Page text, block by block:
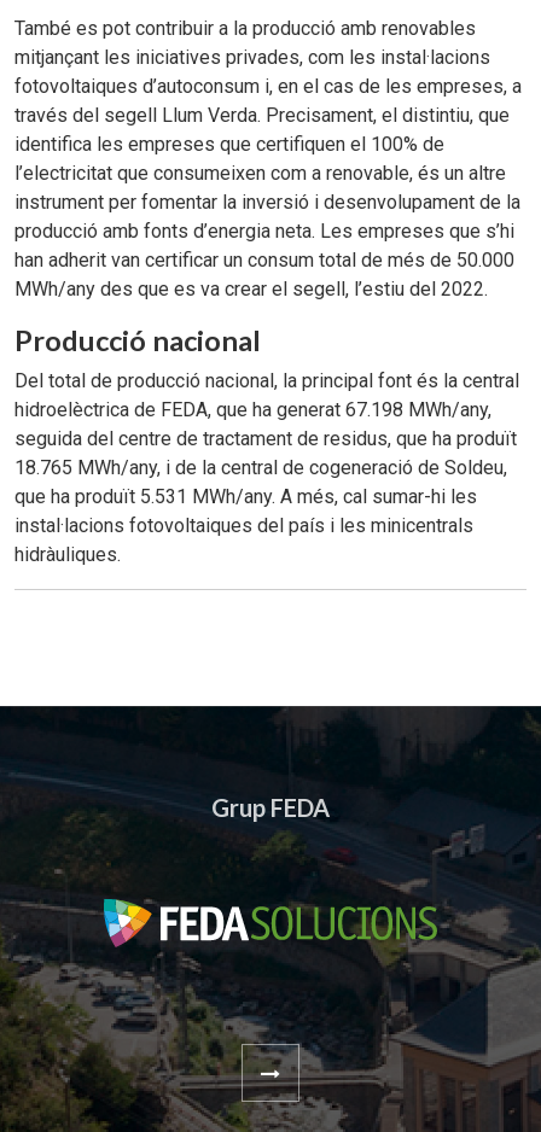
També es pot contribuir a la producció amb renovables
mitjançant les iniciatives privades, com les instal·lacions
fotovoltaiques d’autoconsum i, en el cas de les empreses, a
través del segell Llum Verda. Precisament, el distintiu, que
identifica les empreses que certifiquen el 100% de
l’electricitat que consumeixen com a renovable, és un altre
instrument per fomentar la inversió i desenvolupament de la
producció amb fonts d’energia neta. Les empreses que s’hi
han adherit van certificar un consum total de més de 50.000
MWh/any des que es va crear el segell, l’estiu del 2022.
Producció nacional
Del total de producció nacional, la principal font és la central
hidroelèctrica de FEDA, que ha generat 67.198 MWh/any,
seguida del centre de tractament de residus, que ha produït
18.765 MWh/any, i de la central de cogeneració de Soldeu,
que ha produït 5.531 MWh/any. A més, cal sumar-hi les
instal·lacions fotovoltaiques del país i les minicentrals
hidràuliques.
Grup FEDA